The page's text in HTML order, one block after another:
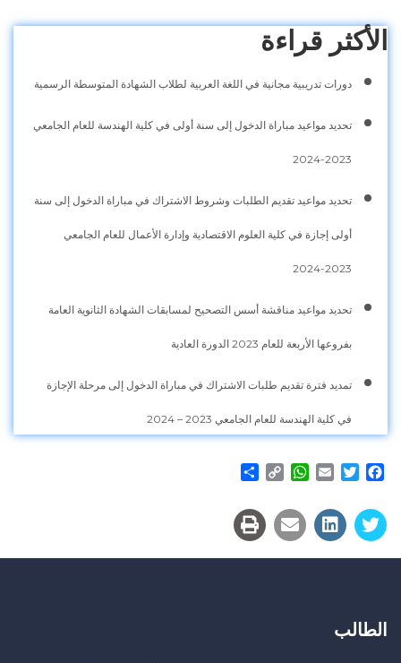
الأكثر قراءة
دورات تدريبية مجانية في اللغة العربية لطلاب الشهادة المتوسطة الرسمية
تحديد مواعيد مباراة الدخول إلى سنة أولى في كلية الهندسة للعام الجامعي
2023-2024
تحديد مواعيد تقديم الطلبات وشروط الاشتراك في مباراة الدخول إلى سنة
أولى إجازة في كلية العلوم الاقتصادية وإدارة الأعمال للعام الجامعي
2023-2024
تحديد مواعيد مناقشة أسس التصحيح لمسابقات الشهادة الثانوية العامة
بفروعها الأربعة للعام 2023 الدورة العادية
تمديد فترة تقديم طلبات الاشتراك في مباراة الدخول إلى مرحلة الإجازة
في كلية الهندسة للعام الجامعي 2023 – 2024
Facebook
Twitter
Email
WhatsApp
Copy
الطالب